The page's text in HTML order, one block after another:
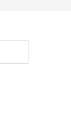
Escape